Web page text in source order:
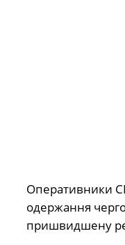
Оперативники
одержання
пришвидшену